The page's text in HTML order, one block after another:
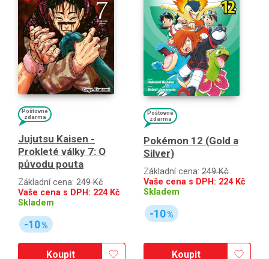
Poštovné
zdarma
Jujutsu Kaisen -
Prokleté války 7: O
původu pouta
Základní cena: 249 Kč
Vaše cena s DPH: 224Kč
Skladem
-10%
Koupit
Poštovné
zdarma
Pokémon 12 (Gold a
Silver)
Základní cena: 249 Kč
Vaše cena s DPH: 224Kč
Skladem
-10%
Koupit